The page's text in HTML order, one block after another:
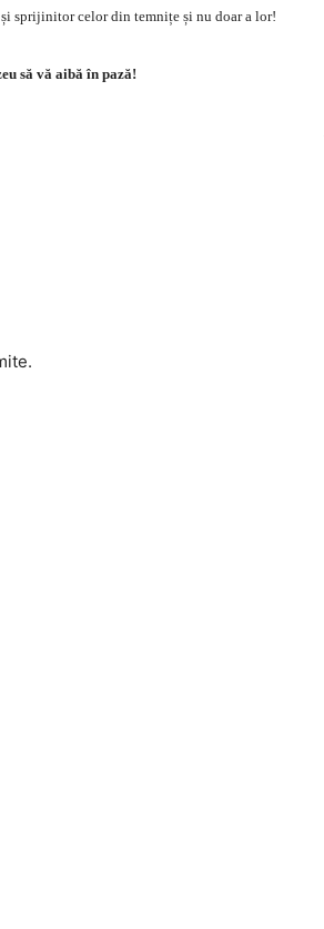
sprijinitor celor din temnițe și nu doar a lor!
să vă aibă în pază!